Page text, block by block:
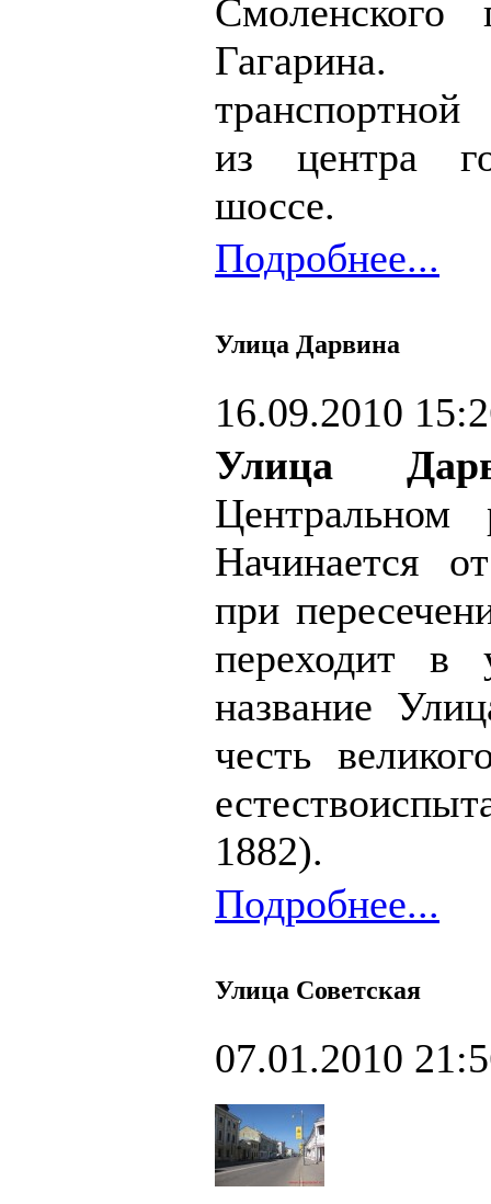
Гагарина.
из центра
шоссе.
Подробнее...
Улица Дарвина
16.09.2010
Улица
Начинается
при
переходит в
название
честь
1882).
Подробнее...
Улица Советская
07.01.2010